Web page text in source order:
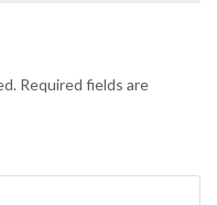
Required fields are